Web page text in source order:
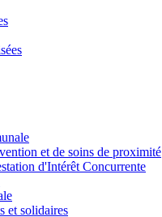
et de soins de proximité
d'Intérêt Concurrente
et solidaires